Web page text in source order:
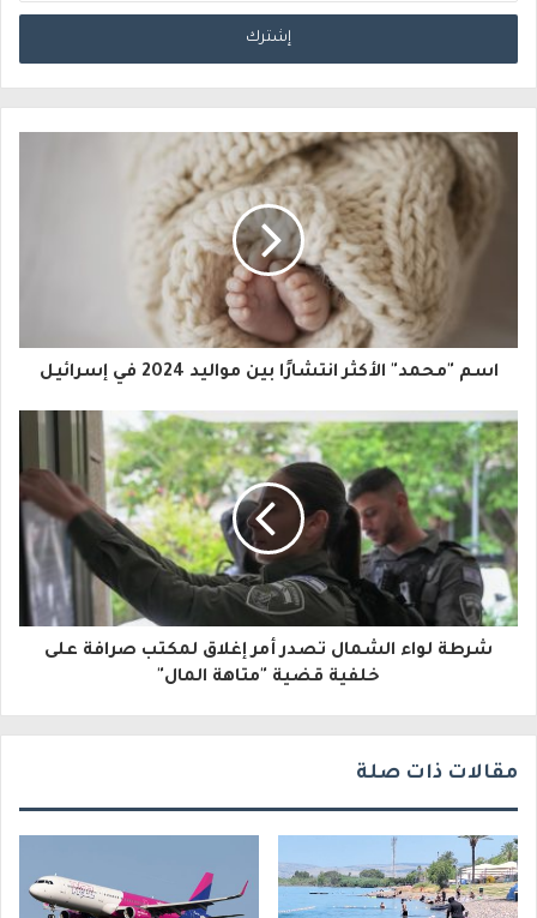
د
خ
ا
إ
ل
ك
ت
ر
اسم "محمد" الأكثر انتشارًا بين مواليد 2024 في إسرائيل
شرطة لواء الشمال تصدر أمر إغلاق لمكتب صرافة على
خلفية قضية "متاهة المال"
مقالات ذات صلة